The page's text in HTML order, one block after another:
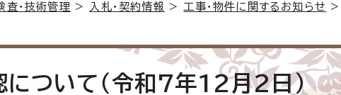
査・技術管理 > 入札・契約情報 > 工事・物件に関するお知らせ >
ついて（令和7年12月2日）